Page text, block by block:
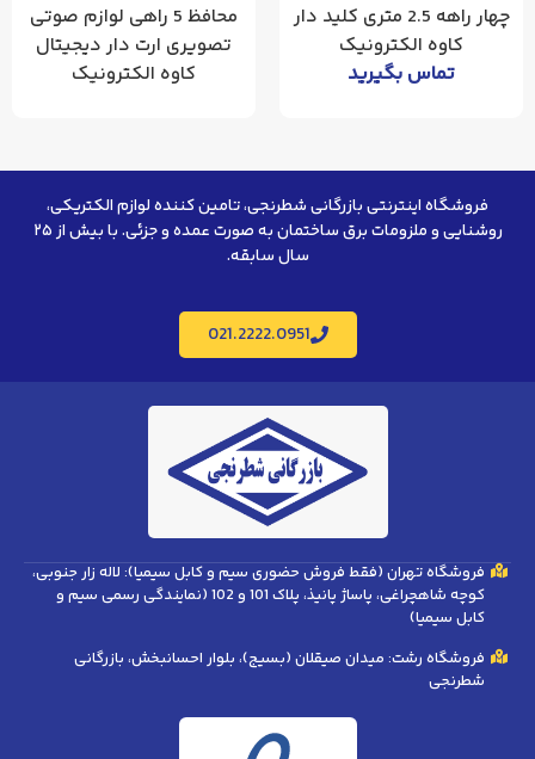
چهار راهه 2.5 متری کلید دار
کاوه الکترونیک
تماس بگیرید
محافظ 5 راهی لوازم صوتی
تصویری ارت دار دیجیتال
کاوه‌ الکترونیک
فروشگاه اینترنتی بازرگانی شطرنجی، تامین کننده لوازم الکتریکی،
روشنایی و ملزومات برق ساختمان به صورت عمده و جزئی. با بیش از ۲۵
سال سابقه.
021.2222.0951
فروشگاه تهران (فقط فروش حضوری سیم و کابل سیمیا): لاله زار جنوبی،
کوچه شاهچراغی، پاساژ پانیذ، پلاک 101 و 102 (نمایندگی رسمی سیم و
کابل سیمیا)
فروشگاه رشت: میدان صیقلان (بسیج)، بلوار احسانبخش، بازرگانی
شطرنجی